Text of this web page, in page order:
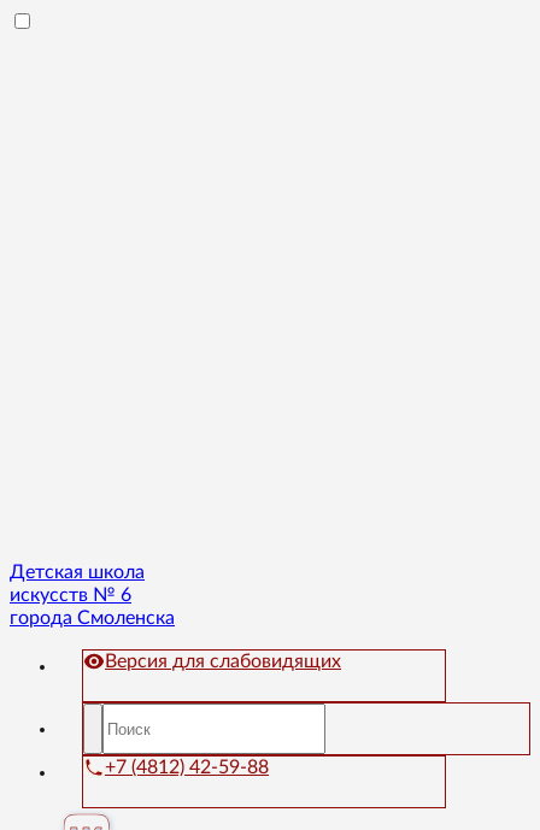
Детская школа
искусств № 6
города Смоленска
Версия для слабовидящих
+7 (4812) 42-59-88